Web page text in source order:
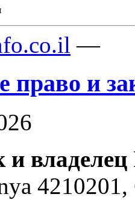
—
право и
и